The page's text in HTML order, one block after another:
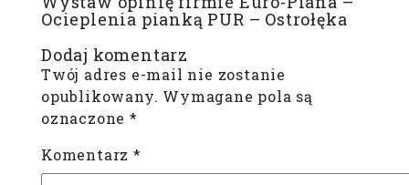
Ocieplenia pianką PUR – Ostrołęka
Dodaj komentarz
Twój adres e-mail nie zostanie
opublikowany. Wymagane pola są
oznaczone*
Komentarz*